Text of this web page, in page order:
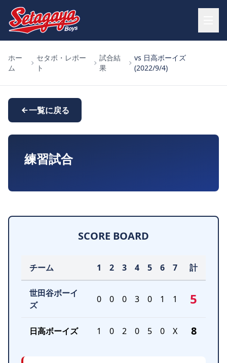
ホー
ム
セタボ・レポー
ト
試合結
果
vs 日高ボーイズ
(2022/9/4)
一覧に戻る
練習試合
SCORE BOARD
チーム 1 2 3 4 5 6 7 計
世田谷ボーイ
ズ
0 0 0 3 0 1 1 5
日高ボーイズ 1 0 2 0 5 0 X 8